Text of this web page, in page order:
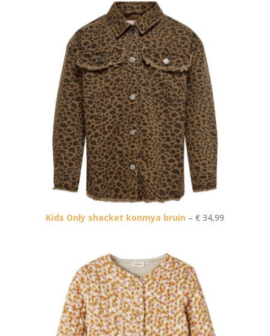
Kids Only shacket konmya bruin – € 34,99